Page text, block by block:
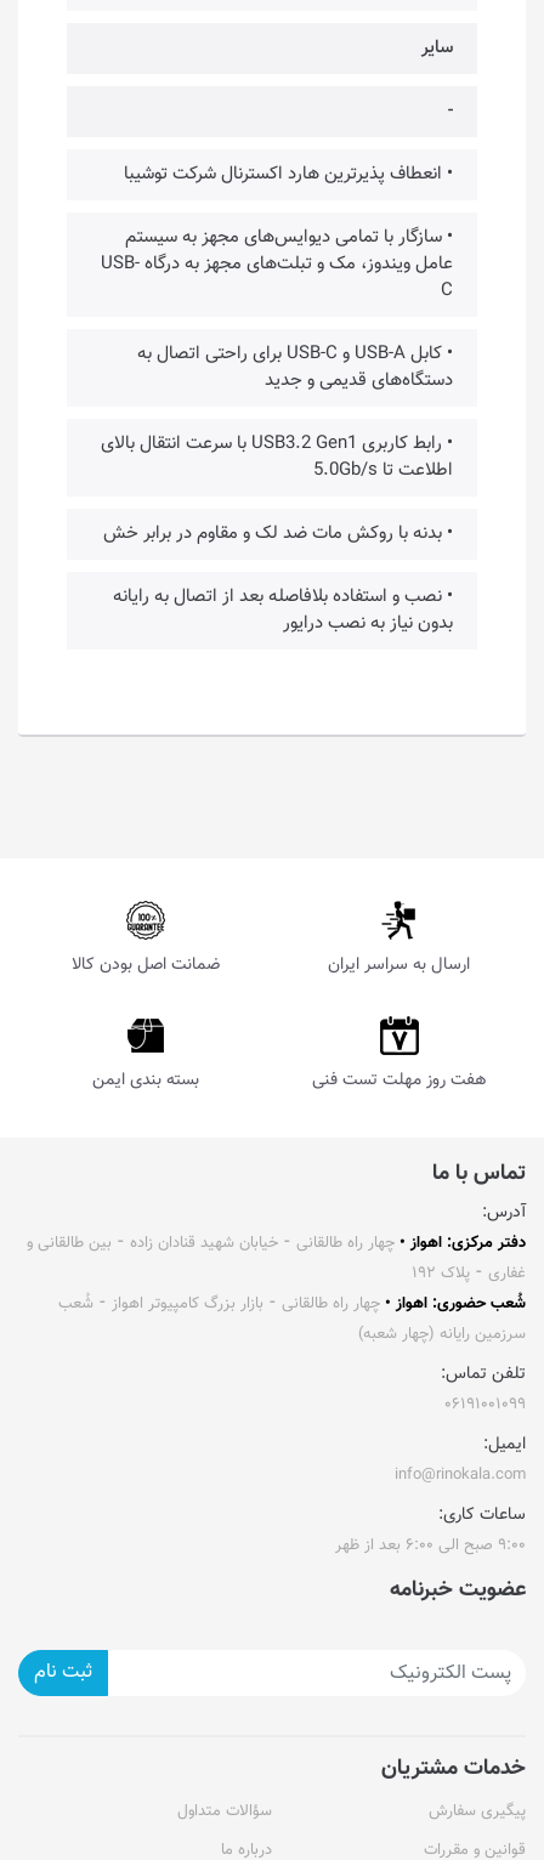
سایر
-
• انعطاف پذیرترین هارد اکسترنال شرکت توشیبا
• سازگار با تمامی دیوایس‌های مجهز به سیستم
عامل ویندوز، مک و تبلت‌های مجهز به درگاه USB-
C
• کابل USB-A و USB-C برای راحتی اتصال به
دستگاه‌های قدیمی و جدید
• رابط کاربری USB3.2 Gen1 با سرعت انتقال بالای
اطلاعت تا 5.0Gb/s
• بدنه با روکش مات ضد لک و مقاوم در برابر خش
• نصب و استفاده بلافاصله بعد از اتصال به رایانه
بدون نیاز به نصب درایور
ارسال به سراسر ایران ضمانت اصل بودن کالا
هفت روز مهلت تست فنی بسته بندی ایمن
تماس با ما
آدرس:
دفتر مرکزی: اهواز • چهار راه طالقانی ⁃ خیابان شهید قنادان زاده ⁃ بین طالقانی و
غفاری ⁃ پلاک ۱۹۲
شُعب حضوری: اهواز • چهار راه طالقانی ⁃ بازار بزرگ کامپیوتر اهواز ⁃ شُعب
سرزمین رایانه (چهار شعبه)
تلفن تماس:
۰۶۱۹۱۰۰۱۰۹۹
ایمیل:
info@rinokala.com
ساعات کاری:
۹:۰۰ صبح الی ۶:۰۰ بعد از ظهر
عضویت خبرنامه
ثبت نام
خدمات مشتریان
پیگیری سفارش
سؤالات متداول
قوانین و مقررات
درباره ما